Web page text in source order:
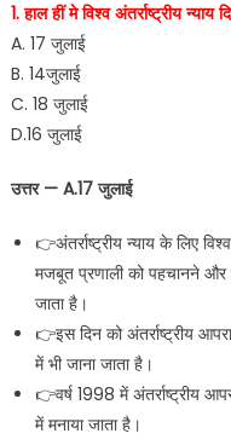
1. हाल हीं मे विश्व अंतर्राष्ट्रीय
A. 17 जुलाई
B. 14जुलाई
C. 18 जुलाई
D.16 जुलाई
उत्तर — A.17 जुलाई
👉अंतर्राष्ट्रीय न्याय के लिए
मजबूत प्रणाली को पहचानने और
जाता है।
👉इस दिन को अंतर्राष्ट्रीय
में भी जाना जाता है।
👉वर्ष 1998 में अंतर्राष्ट्रीय
में मनाया जाता है।